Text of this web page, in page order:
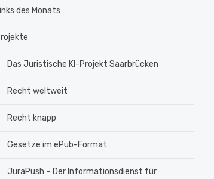
des Monats
Das Juristische KI-Projekt Saarbrücken
Recht weltweit
Recht knapp
Gesetze im ePub-Format
JuraPush – Der Informationsdienst für